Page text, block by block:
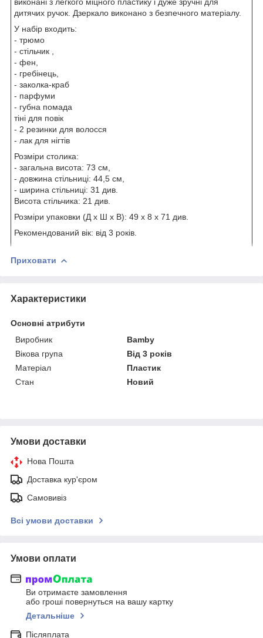
дитячих ручок. Дзеркало виконано з безпечного матеріалу.
У набір входить:
- трюмо
- стільчик ,
- фен,
- гребінець,
- заколка-краб
- парфуми
- губна помада
тіні для повік
- 2 резинки для волосся
- лак для нігтів
Розміри столика:
- загальна висота: 73 см,
- довжина стільниці: 44,5 см,
- ширина стільниці: 31 див.
Висота стільчика: 21 див.
Розміри упаковки (Д x Ш x В): 49 x 8 x 71 див.
Рекомендований вік: від 3 років.
Приховати
Характеристики
Основні атрибути
Виробник
Bamby
Вікова група
Від 3 років
Матеріал
Пластик
Стан
Новий
Умови доставки
Нова Пошта
Доставка кур'єром
Самовивіз
Всі умови доставки
Умови оплати
Ви отримаєте замовлення
або гроші повернуться на вашу картку
Детальніше
Післяплата